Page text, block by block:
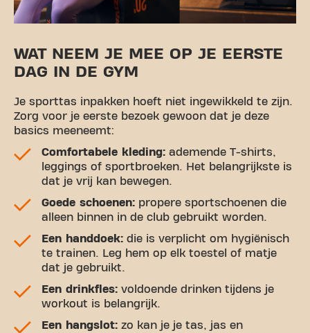
WAT NEEM JE MEE OP JE EERSTE
DAG IN DE GYM
Je sporttas inpakken hoeft niet ingewikkeld te zijn.
Zorg voor je eerste bezoek gewoon dat je deze
basics meeneemt:
Comfortabele kleding: ademende T-shirts,
leggings of sportbroeken. Het belangrijkste is
dat je vrij kan bewegen.
Goede schoenen: propere sportschoenen die
alleen binnen in de club gebruikt worden.
Een handdoek: die is verplicht om hygiënisch
te trainen. Leg hem op elk toestel of matje
dat je gebruikt.
Een drinkfles: voldoende drinken tijdens je
workout is belangrijk.
Een hangslot: zo kan je je tas, jas en